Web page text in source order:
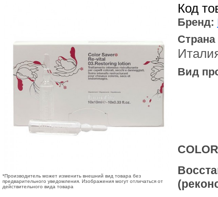
*Производитель может изменить внешний вид товара без
предварительного уведомления. Изображения могут отличаться от
действительного вида товара
Код
Бренд:
Вид